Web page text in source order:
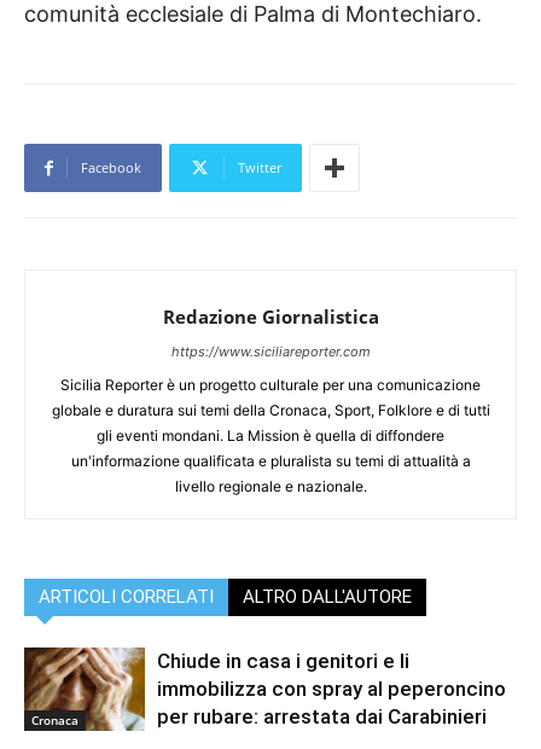
comunità ecclesiale di Palma di Montechiaro.
Facebook Twitter
Redazione Giornalistica
https://www.siciliareporter.com
Sicilia Reporter è un progetto culturale per una comunicazione
globale e duratura sui temi della Cronaca, Sport, Folklore e di tutti
gli eventi mondani. La Mission è quella di diffondere
un'informazione qualificata e pluralista su temi di attualità a
livello regionale e nazionale.
ARTICOLI CORRELATI ALTRO DALL'AUTORE
Cronaca
Chiude in casa i genitori e li
immobilizza con spray al peperoncino
per rubare: arrestata dai Carabinieri